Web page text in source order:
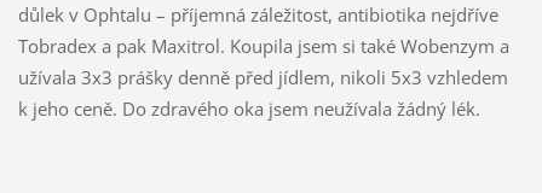
důlek v Ophtalu – příjemná záležitost, antibiotika nejdříve
Tobradex a pak Maxitrol. Koupila jsem si také Wobenzym a
užívala 3x3 prášky denně před jídlem, nikoli 5x3 vzhledem
k jeho ceně. Do zdravého oka jsem neužívala žádný lék.